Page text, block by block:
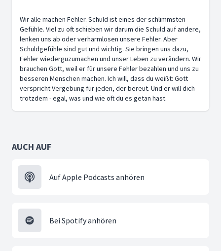
Wir alle machen Fehler. Schuld ist eines der schlimmsten
Gefühle. Viel zu oft schieben wir darum die Schuld auf andere,
lenken uns ab oder verharmlosen unsere Fehler. Aber
Schuldgefühle sind gut und wichtig. Sie bringen uns dazu,
Fehler wiederguzumachen und unser Leben zu verändern. Wir
brauchen Gott, weil er für unsere Fehler bezahlen und uns zu
besseren Menschen machen. Ich will, dass du weißt: Gott
verspricht Vergebung für jeden, der bereut. Und er will dich
trotzdem - egal, was und wie oft du es getan hast.
AUCH AUF
Auf Apple Podcasts anhören
Bei Spotify anhören